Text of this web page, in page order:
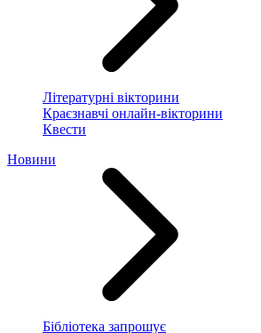
Літературні вікторини
Краєзнавчі онлайн-вікторини
Квести
Новини
Бібліотека запрошує